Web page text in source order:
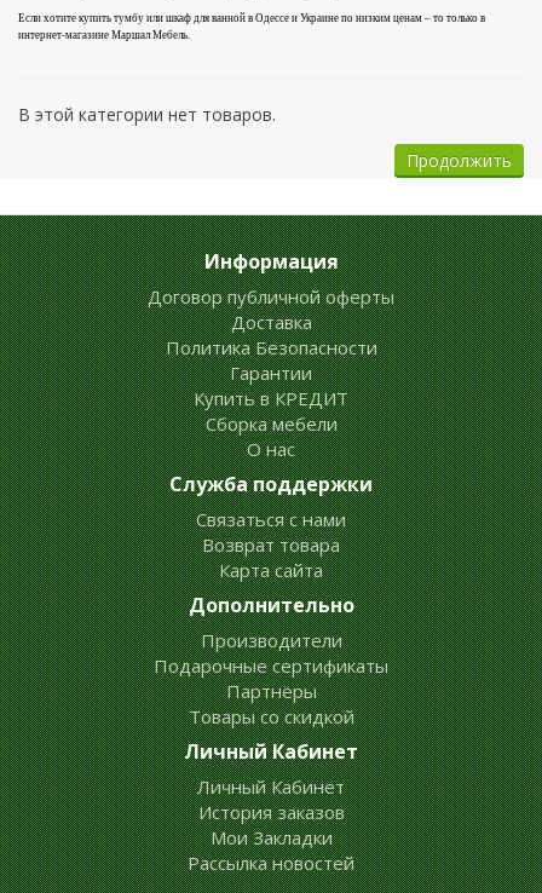
Если хотите купить тумбу или шкаф для ванной в Одессе и Украине по низким ценам – то только в
интернет-магазине Маршал Мебель.
В этой категории нет товаров.
Продолжить
Информация
Договор публичной оферты
Доставка
Политика Безопасности
Гарантии
Купить в КРЕДИТ
Сборка мебели
О нас
Служба поддержки
Связаться с нами
Возврат товара
Карта сайта
Дополнительно
Производители
Подарочные сертификаты
Партнёры
Товары со скидкой
Личный Кабинет
Личный Кабинет
История заказов
Мои Закладки
Рассылка новостей